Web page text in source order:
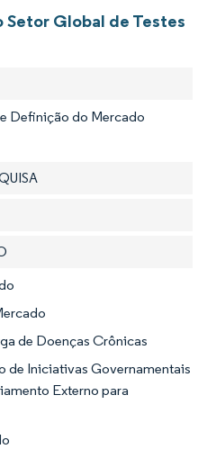
Setor Global de Testes
Definição do Mercado
de Doenças Crônicas
de Iniciativas Governamentais
Externo para